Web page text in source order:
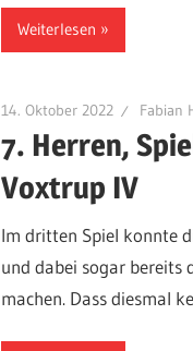
Weiterlesen
14. Oktober 2022 Fabian
7. Herren,
Voxtrup IV
Im dritten Spiel konnte
und dabei sogar bereits
machen. Dass diesmal